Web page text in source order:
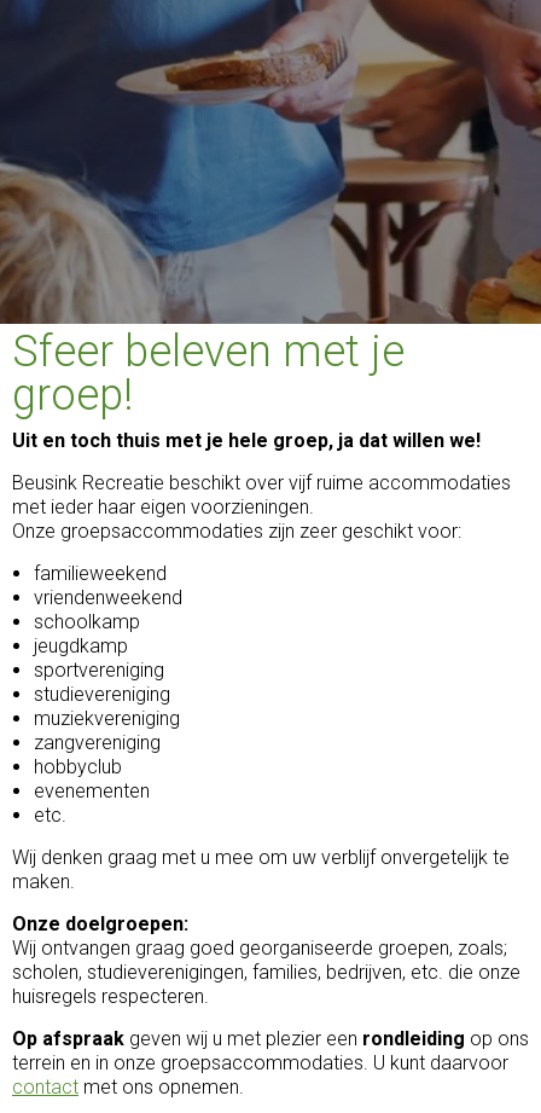
Sfeer beleven met je
groep!
Uit en toch thuis met je hele groep, ja dat willen we!
Beusink Recreatie beschikt over vijf ruime accommodaties
met ieder haar eigen voorzieningen.
Onze groepsaccommodaties zijn zeer geschikt voor:
familieweekend
vriendenweekend
schoolkamp
jeugdkamp
sportvereniging
studievereniging
muziekvereniging
zangvereniging
hobbyclub
evenementen
etc.
Wij denken graag met u mee om uw verblijf onvergetelijk te
maken.
Onze doelgroepen:
Wij ontvangen graag goed georganiseerde groepen, zoals;
scholen, studieverenigingen, families, bedrijven, etc. die onze
huisregels respecteren.
Op afspraak geven wij u met plezier een rondleiding op ons
terrein en in onze groepsaccommodaties. U kunt daarvoor
contact met ons opnemen.